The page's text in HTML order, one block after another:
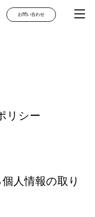
お問い合わせ
リシー
人情報の取り